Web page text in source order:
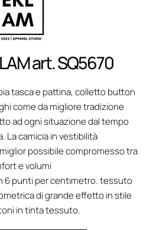
art. SQ5670
tasca e pattina, colletto button
come da migliore tradizione
ad ogni situazione dal tempo
La camicia in vestibilità
possibile compromesso tra
e volumi
6 punti per centimetro. tessuto
di grande effetto in stile
in tinta tessuto.